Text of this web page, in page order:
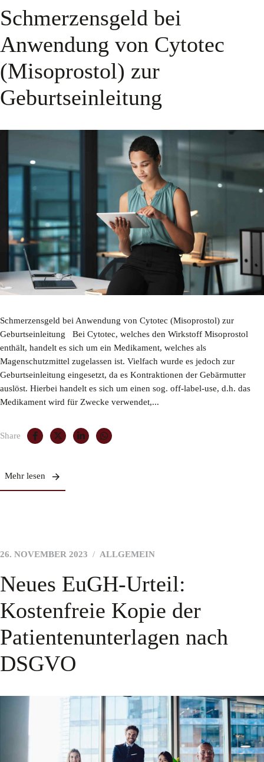
Schmerzensgeld bei
Anwendung von Cytotec
(Misoprostol) zur
Geburtseinleitung
Schmerzensgeld bei Anwendung von Cytotec (Misoprostol) zur
Geburtseinleitung Bei Cytotec, welches den Wirkstoff Misoprostol
enthält, handelt es sich um ein Medikament, welches als
Magenschutzmittel zugelassen ist. Vielfach wurde es jedoch zur
Geburtseinleitung eingesetzt, da es Kontraktionen der Gebärmutter
auslöst. Hierbei handelt es sich um einen sog. off-label-use, d.h. das
Medikament wird für Zwecke verwendet,...
Share
Mehr lesen
26. NOVEMBER 2023 ALLGEMEIN
Neues EuGH-Urteil:
Kostenfreie Kopie der
Patientenunterlagen nach
DSGVO